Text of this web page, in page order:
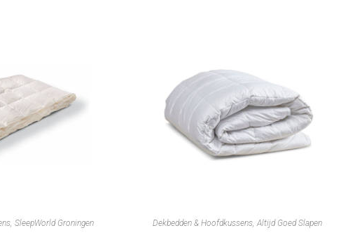
SleepWorld Groningen Dekbedden & Hoofdkussens Altijd Goed Slapen